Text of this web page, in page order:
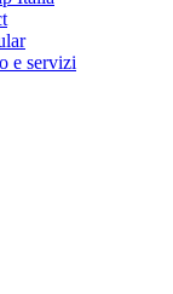
e servizi